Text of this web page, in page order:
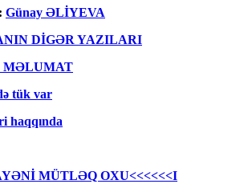
Günay ƏLİYEVA
DİGƏR YAZILARI
MƏLUMAT
tük var
haqqında
MÜTLƏQ OXU<<<<<<I